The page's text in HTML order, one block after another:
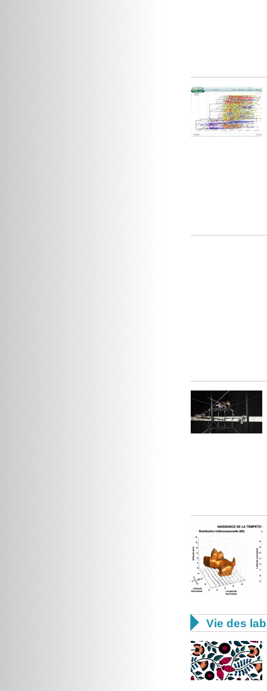
 Vie des